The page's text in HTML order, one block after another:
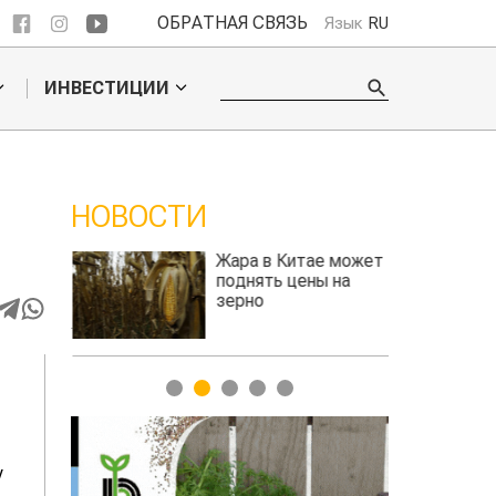
ОБРАТНАЯ СВЯЗЬ Язык RU
ИНВЕСТИЦИИ
НОВОСТИ
Жара в Китае может
поднять цены на
зерно
1 2 3 4 5